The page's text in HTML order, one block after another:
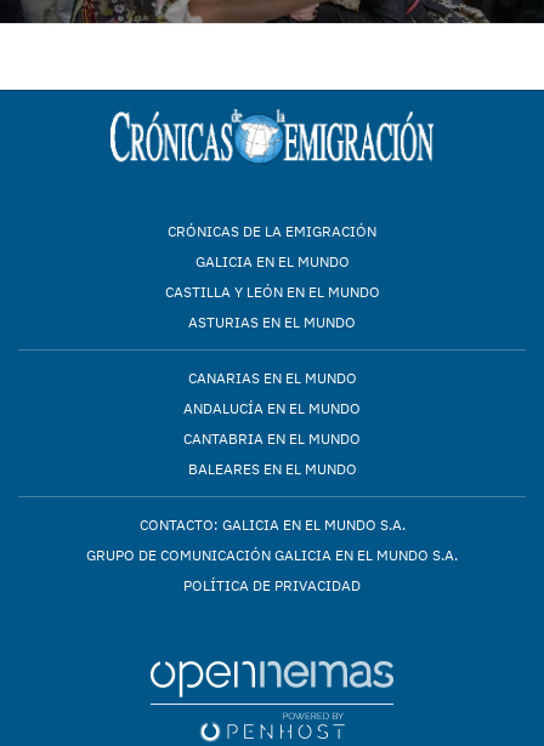
CRÓNICAS DE LA EMIGRACIÓN
GALICIA EN EL MUNDO
CASTILLA Y LEÓN EN EL MUNDO
ASTURIAS EN EL MUNDO
CANARIAS EN EL MUNDO
ANDALUCÍA EN EL MUNDO
CANTABRIA EN EL MUNDO
BALEARES EN EL MUNDO
CONTACTO: GALICIA EN EL MUNDO S.A.
GRUPO DE COMUNICACIÓN GALICIA EN EL MUNDO S.A.
POLÍTICA DE PRIVACIDAD